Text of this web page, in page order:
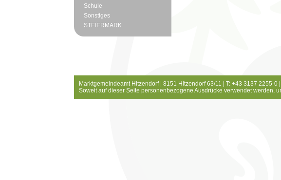
Schule
Sonstiges
STEIERMARK
Marktgemeindeamt Hitzendorf | 8151 Hitzendorf 63/11 | T: +43 3137 2255-0
Soweit auf dieser Seite personenbezogene Ausdrücke verwendet werden,